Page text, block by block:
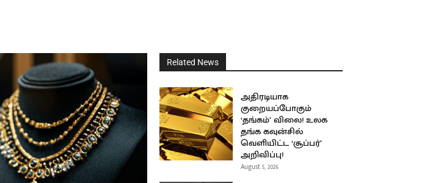
Related News
அதிரடியாக
குறையப்போகும்
‘தங்கம்’ விலை! உலக
தங்க கவுன்சில்
வெளியிட்ட ‘சூப்பர்’
அறிவிப்பு!
August 5, 2026